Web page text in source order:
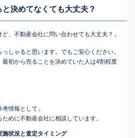
決めてなくても大丈夫？
ど、不動産会社に問い合わせても大丈夫？」
しゃると思います。でもご安心ください。
初から売ることを決めていた人は4割程度
情報として」
めに不動産会社に相談しています。
施状況と査定タイミング